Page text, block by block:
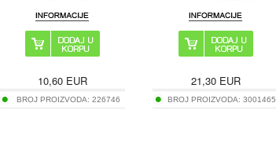
10,60EUR
BROJ PROIZVODA: 226746
21,30 EUR
BROJ PROIZVODA:3001465